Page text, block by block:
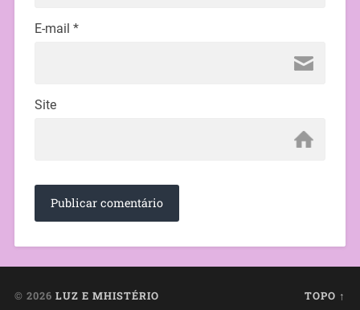
E-mail *
Site
© 2026 LUZ E MHISTÉRIO TOPO ↑